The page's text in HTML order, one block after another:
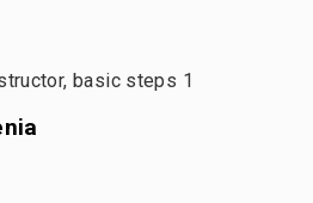
basic steps 1